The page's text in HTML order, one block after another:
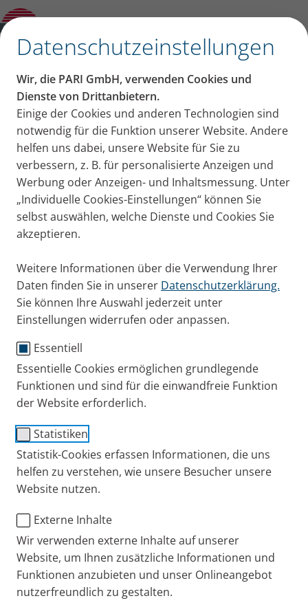
Datenschutzeinstellungen
Wir, die PARI GmbH, verwenden Cookies und
Dienste von Drittanbietern.
Einige der Cookies und anderen Technologien sind
notwendig für die Funktion unserer Website. Andere
helfen uns dabei, unsere Website für Sie zu
verbessern, z. B. für personalisierte Anzeigen und
Werbung oder Anzeigen- und Inhaltsmessung. Unter
„Individuelle Cookies-Einstellungen“ können Sie
selbst auswählen, welche Dienste und Cookies Sie
akzeptieren.
Weitere Informationen über die Verwendung Ihrer
Daten finden Sie in unserer Datenschutzerklärung.
Sie können Ihre Auswahl jederzeit unter
Einstellungen widerrufen oder anpassen.
Essentiell
Essentielle Cookies ermöglichen grundlegende
Funktionen und sind für die einwandfreie Funktion
der Website erforderlich.
Statistiken
Statistik-Cookies erfassen Informationen, die uns
helfen zu verstehen, wie unsere Besucher unsere
Website nutzen.
Externe Inhalte
Wir verwenden externe Inhalte auf unserer
Website, um Ihnen zusätzliche Informationen und
Funktionen anzubieten und unser Onlineangebot
nutzerfreundlich zu gestalten.
Kategorien
Erkältung + Husten Asthma COPD Mukoviszidose
Beiträge aus der
Kategorie: Asthma
Asthma bronchiale ist eine chronische, entzündliche
Atemwegserkrankung, die Betroffene stark
einschränken kann. Die häufigste Form ist das
allergische Asthma, das oft schon bei Kindern
auftritt. Asthma gilt als nicht heilbar. Mit der
richtigen Therapie kann die Krankheit aber gut
kontrolliert werden. Hier finden Sie alle Blog-
Beiträge rund um das Thema Asthma.
Publiziert
Montag, 30. September 2024
Kategorien
Asthma Eltern + Kind Tipps + Übungen
Spacer-Inhalation mit Kindern: Anleitung &
Kinderärzte empfehlen bei der Inhalation von Sprays die
Nutzung einer Inhalierhilfe, einen sogenannten Spacer.
Wir zeigen Ihnen, wie die Spacer-Inhalation mit Kindern
klappt und was Sie bei Inhalierhilfen beachten sollten.
Publiziert
Montag, 23. September 2024
Kategorien
Asthma Eltern + Kind Tipps + Übungen
Spacer-Inhalation mit Babys & Kleinkindern:
So geht’s